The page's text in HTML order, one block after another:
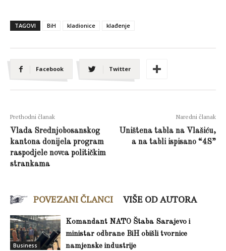
TAGOVI BiH kladionice klađenje
Facebook Twitter
Prethodni članak
Vlada Srednjobosanskog
kantona donijela program
raspodjele novca političkim
strankama
Naredni članak
Uništena tabla na Vlašiću,
a na tabli ispisano “4S”
POVEZANI ČLANCI VIŠE OD AUTORA
Business
Komandant NATO Štaba Sarajevo i
ministar odbrane BiH obišli tvornice
namjenske industrije